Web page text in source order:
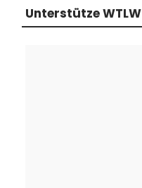
Unterstütze WTLW